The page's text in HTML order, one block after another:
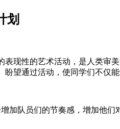
划
表现性的艺术活动，是人类审
望通过活动，使同学们不仅
加队员们的节奏感，增加他